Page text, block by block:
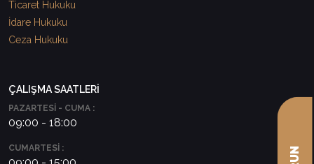
Ticaret Hukuku
İdare Hukuku
Ceza Hukuku
ÇALIŞMA SAATLERİ
PAZARTESİ - CUMA :
09:00 - 18:00
CUMARTESİ :